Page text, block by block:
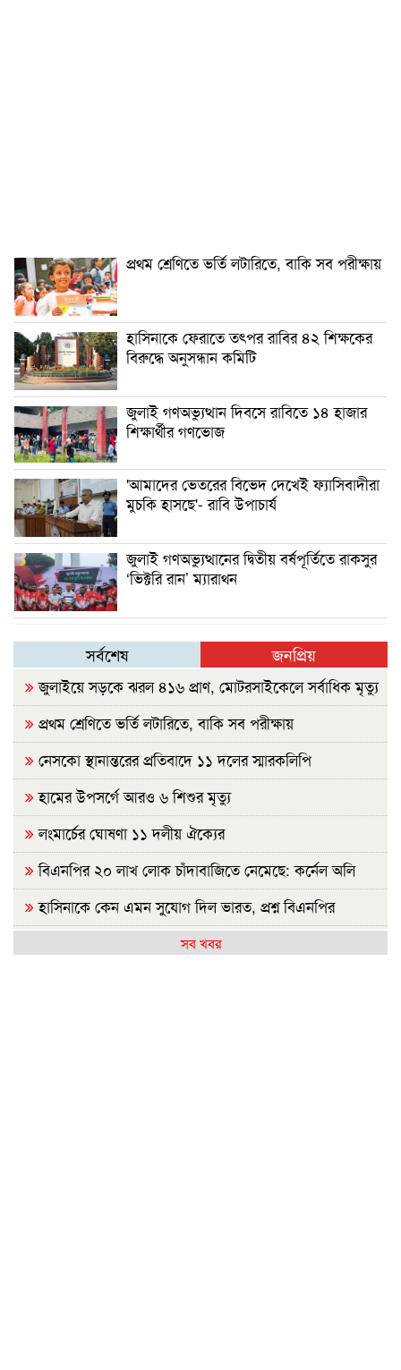
প্রথম শ্রেণিতে ভর্তি লটারিতে, বাকি সব পরীক্ষায়
হাসিনাকে ফেরাতে তৎপর রাবির ৪২ শিক্ষকের
বিরুদ্ধে অনুসন্ধান কমিটি
জুলাই গণঅভ্যুত্থান দিবসে রাবিতে ১৪ হাজার
শিক্ষার্থীর গণভোজ
'আমাদের ভেতরের বিভেদ দেখেই ফ্যাসিবাদীরা
মুচকি হাসছে'- রাবি উপাচার্য
জুলাই গণঅভ্যুত্থানের দ্বিতীয় বর্ষপূর্তিতে রাকসুর
‘ভিক্টরি রান’ ম্যারাথন
সর্বশেষ জনপ্রিয়
জুলাইয়ে সড়কে ঝরল ৪১৬ প্রাণ, মোটরসাইকেলে সর্বাধিক মৃত্যু
প্রথম শ্রেণিতে ভর্তি লটারিতে, বাকি সব পরীক্ষায়
নেসকো স্থানান্তরের প্রতিবাদে ১১ দলের স্মারকলিপি
হামের উপসর্গে আরও ৬ শিশুর মৃত্যু
লংমার্চের ঘোষণা ১১ দলীয় ঐক্যের
বিএনপির ২০ লাখ লোক চাঁদাবাজিতে নেমেছে: কর্নেল অলি
হাসিনাকে কেন এমন সুযোগ দিল ভারত, প্রশ্ন বিএনপির
রাষ্ট্রপতি নির্বাচন ২০ আগস্টসব খবর